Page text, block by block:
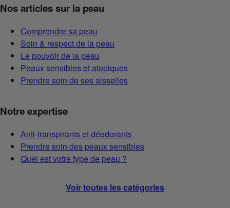
Nos articles sur la peau
Comprendre sa peau
Soin & respect de la peau
Le pouvoir de la peau
Peaux sensibles et atopiques
Prendre soin de ses aisselles
Notre expertise
Anti-transpirants et déodorants
Prendre soin des peaux sensibles
Quel est votre type de peau ?
Voir toutes les catégories